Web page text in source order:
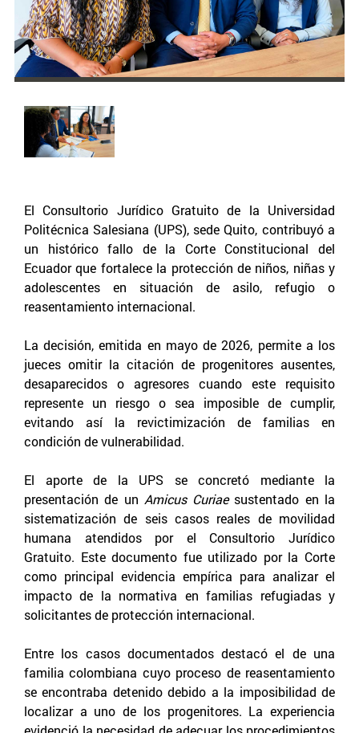
El Consultorio Jurídico Gratuito de la Universidad
Politécnica Salesiana (UPS), sede Quito, contribuyó a
un histórico fallo de la Corte Constitucional del
Ecuador que fortalece la protección de niños, niñas y
adolescentes en situación de asilo, refugio o
reasentamiento internacional.
La decisión, emitida en mayo de 2026, permite a los
jueces omitir la citación de progenitores ausentes,
desaparecidos o agresores cuando este requisito
represente un riesgo o sea imposible de cumplir,
evitando así la revictimización de familias en
condición de vulnerabilidad.
El aporte de la UPS se concretó mediante la
presentación de un Amicus Curiaesustentado en la
sistematización de seis casos reales de movilidad
humana atendidos por el Consultorio Jurídico
Gratuito. Este documento fue utilizado por la Corte
como principal evidencia empírica para analizar el
impacto de la normativa en familias refugiadas y
solicitantes de protección internacional.
Entre los casos documentados destacó el de una
familia colombiana cuyo proceso de reasentamiento
se encontraba detenido debido a la imposibilidad de
localizar a uno de los progenitores. La experiencia